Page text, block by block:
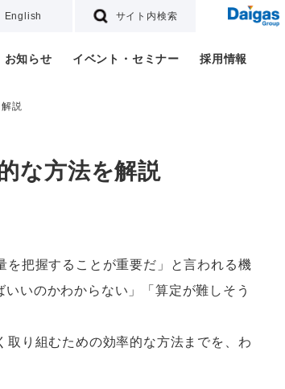
English サイト内検索
お知らせ イベント・セミナー 採用情報
説
な方法を解説
を把握することが重要だ」と言われる機
いのかわからない」「算定が難しそう
り組むための効率的な方法までを、わ